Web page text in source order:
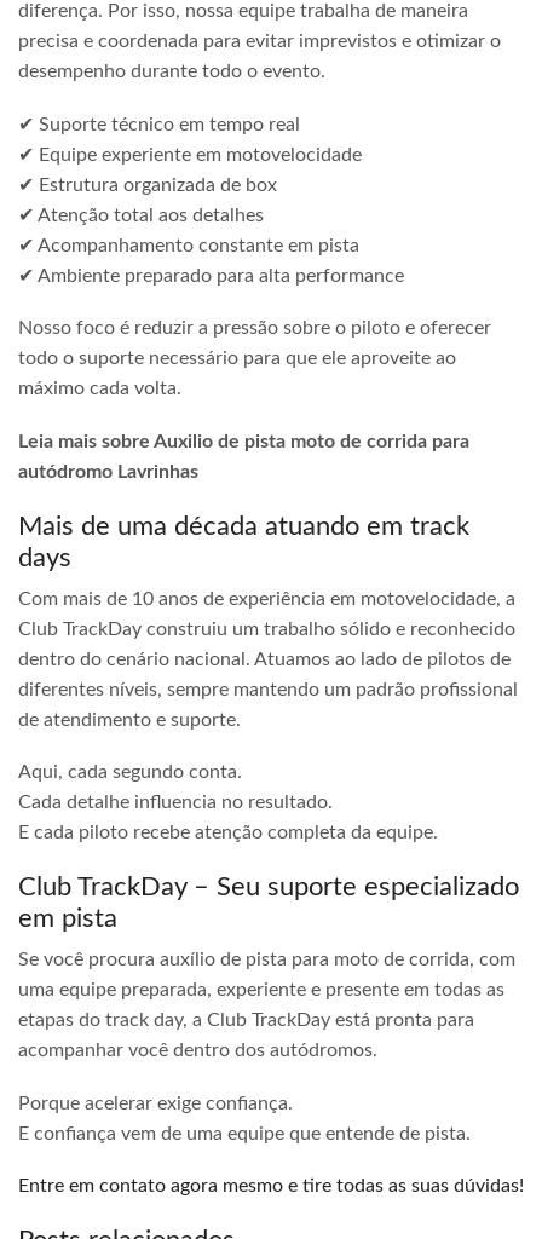
diferença. Por isso, nossa equipe trabalha de maneira
precisa e coordenada para evitar imprevistos e otimizar o
desempenho durante todo o evento.
✔ Suporte técnico em tempo real
✔ Equipe experiente em motovelocidade
✔ Estrutura organizada de box
✔ Atenção total aos detalhes
✔ Acompanhamento constante em pista
✔ Ambiente preparado para alta performance
Nosso foco é reduzir a pressão sobre o piloto e oferecer
todo o suporte necessário para que ele aproveite ao
máximo cada volta.
Leia mais sobre Auxilio de pista moto de corrida para
autódromo Lavrinhas
Mais de uma década atuando em track
days
Com mais de 10 anos de experiência em motovelocidade, a
Club TrackDay construiu um trabalho sólido e reconhecido
dentro do cenário nacional. Atuamos ao lado de pilotos de
diferentes níveis, sempre mantendo um padrão profissional
de atendimento e suporte.
Aqui, cada segundo conta.
Cada detalhe influencia no resultado.
E cada piloto recebe atenção completa da equipe.
Club TrackDay – Seu suporte especializado
em pista
Se você procura auxílio de pista para moto de corrida, com
uma equipe preparada, experiente e presente em todas as
etapas do track day, a Club TrackDay está pronta para
acompanhar você dentro dos autódromos.
Porque acelerar exige confiança.
E confiança vem de uma equipe que entende de pista.
Entre em contato agora mesmo e tire todas as suas dúvidas!